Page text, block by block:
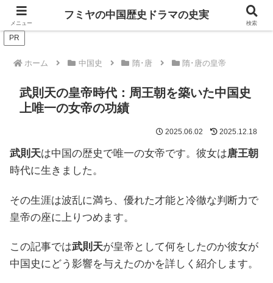
ドラマは歴史を知るともっと面白い！
PR
ホーム 中国史 隋･唐 隋･唐の皇帝
武則天の皇帝時代：周王朝を築いた中国史
上唯一の女帝の功績
2025.06.02 2025.12.18
武則天は中国の歴史で唯一の女帝です。彼女は唐王朝
時代に生きました。
その生涯は波乱に満ち、優れた才能と冷徹な判断力で
皇帝の座に上りつめます。
この記事では武則天が皇帝として何をしたのか彼女が
中国史にどう影響を与えたのかを詳しく紹介します。
メニュー
フミヤの中国歴史ドラマの史実
検索